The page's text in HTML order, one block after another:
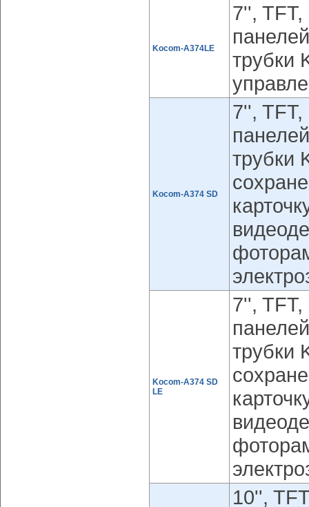
Kocom-A374LE
7'',
трубки
Kocom-A374 SD
7'',
трубки
Kocom-A374 SD
LE
7'',
трубки
10'',